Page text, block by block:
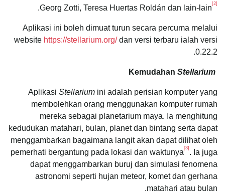
Georg Zotti, Teresa Huertas Roldán dan lain-lain [2]
.
Aplikasi ini boleh dimuat turun secara percuma melalui
website https://stellarium.org/dan versi terbaru ialah versi
0.22.2.
Kemudahan Stellarium
Aplikasi Stellarium ini adalah perisian komputer yang
membolehkan orang menggunakan komputer rumah
mereka sebagai planetarium maya. Ia menghitung
kedudukan matahari, bulan, planet dan bintang serta dapat
menggambarkan bagaimana langit akan dapat dilihat oleh
pemerhati bergantung pada lokasi dan waktunya [3] . Ia juga
dapat menggambarkan buruj dan simulasi fenomena
astronomi seperti hujan meteor, komet dan gerhana
matahari atau bulan.